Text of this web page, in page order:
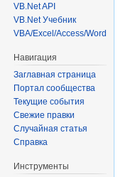
VB.Net API
VB.Net Учебник
VBA/Excel/Access/Word
Навигация
Заглавная страница
Портал сообщества
Текущие события
Свежие правки
Случайная статья
Справка
Инструменты